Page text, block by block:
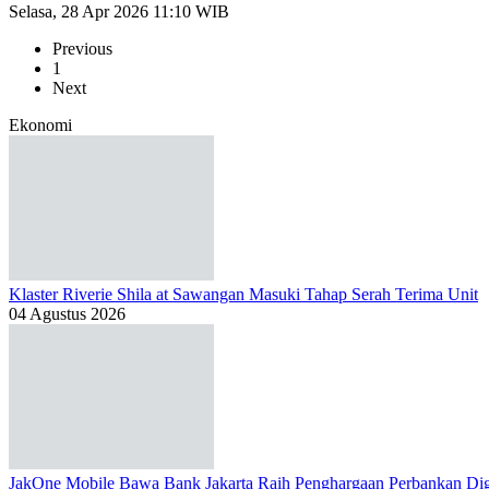
Selasa, 28 Apr 2026 11:10 WIB
Previous
1
Next
Ekonomi
Klaster Riverie Shila at Sawangan Masuki Tahap Serah Terima Unit
04 Agustus 2026
JakOne Mobile Bawa Bank Jakarta Raih Penghargaan Perbankan